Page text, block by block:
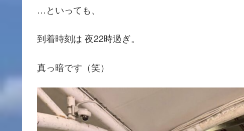
…といっても、
到着時刻は 夜22時過ぎ。
真っ暗です（笑）